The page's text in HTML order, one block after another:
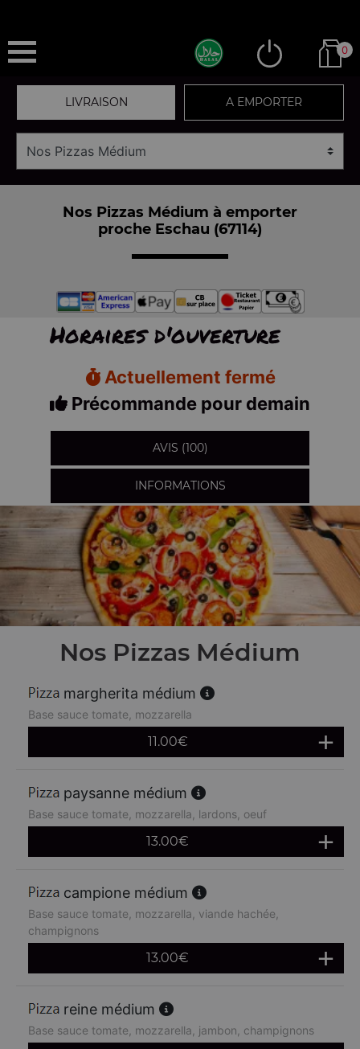
0
LIVRAISON A EMPORTER
Nos Pizzas Médium à emporter
proche Eschau (67114)
Horaires d'ouverture
Actuellement fermé
Précommande pour demain
AVIS (100)
INFORMATIONS
Nos Pizzas Médium
margherita médium
Base sauce tomate, mozzarella
11.00€
paysanne médium
Base sauce tomate, mozzarella, lardons, oeuf
13.00€
campione médium
Base sauce tomate, mozzarella, viande hachée,
champignons
13.00€
reine médium
Base sauce tomate, mozzarella, jambon, champignons